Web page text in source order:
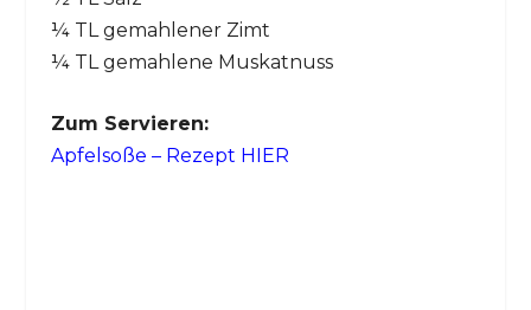
¼ TL gemahlener Zimt
¼ TL gemahlene Muskatnuss
Zum Servieren:
Apfelsoße – Rezept HIER